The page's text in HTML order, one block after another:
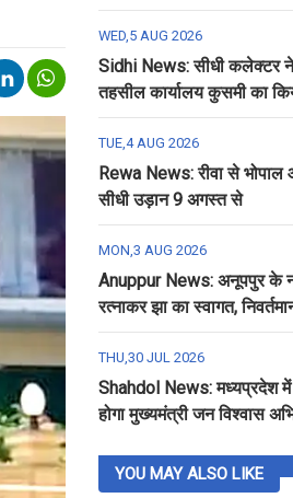
रात्रि भोजन
WED,5 AUG 2026
Sidhi News: सीधी कलेक्टर
तहसील कार्यालय कुसमी का
TUE,4 AUG 2026
Rewa News: रीवा से
सीधी उड़ान 9 अगस्त से
MON,3 AUG 2026
Anuppur News: अनूपपुर के
रत्नाकर झा का स्वागत,
पंचोली को दी गई विदाई
THU,30 JUL 2026
Shahdol News: मध्यप्रदेश
होगा मुख्यमंत्री जन विश्वास
YOU MAY ALSO LIKE